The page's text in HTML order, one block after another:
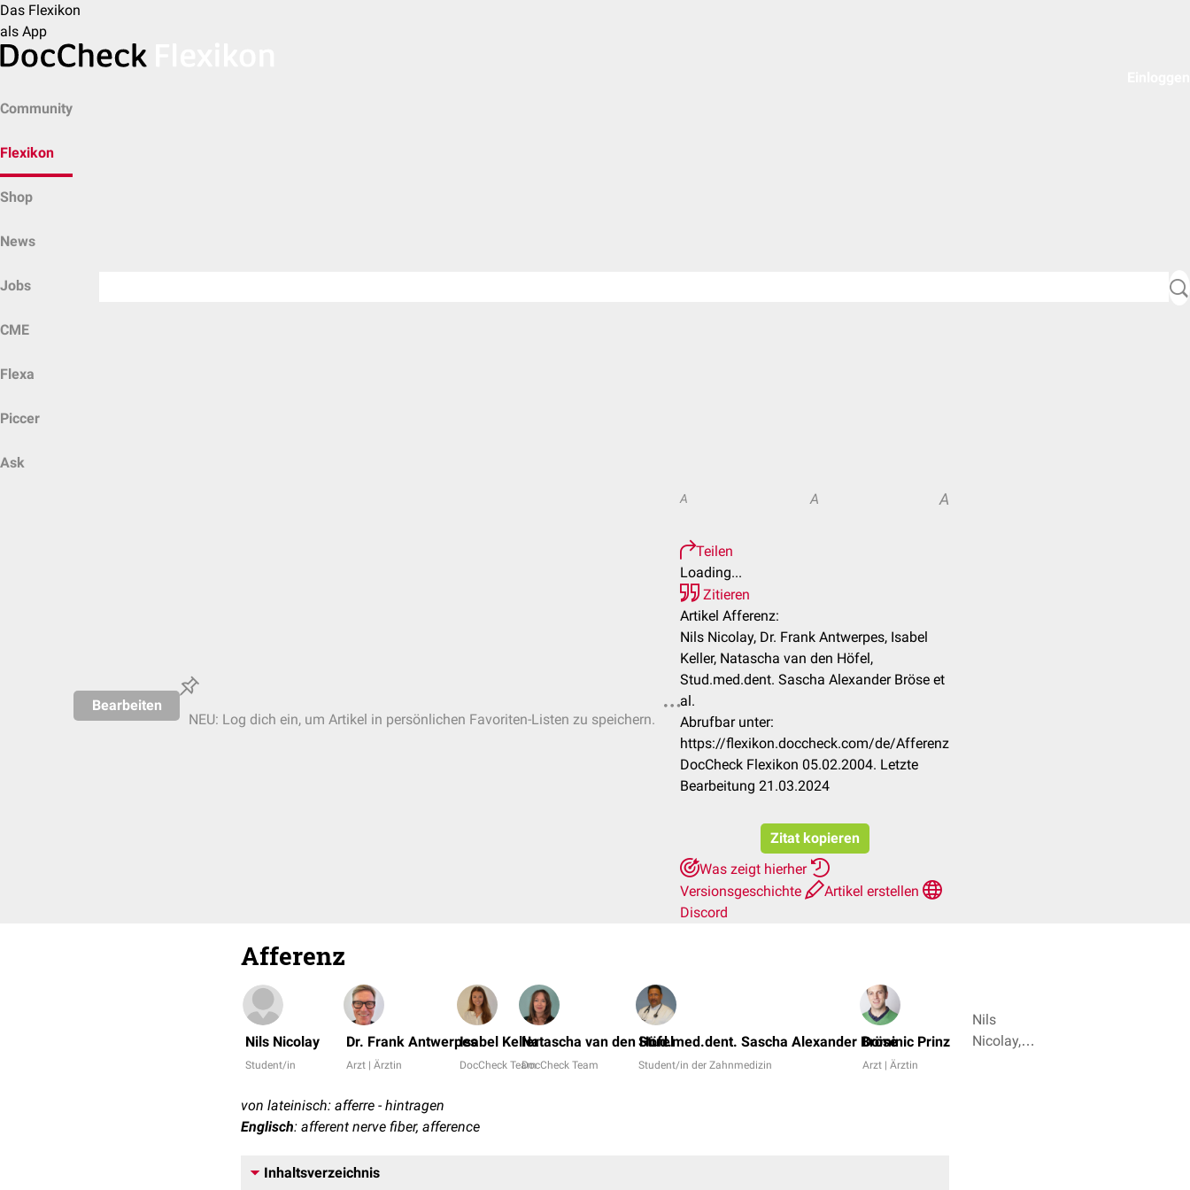
Das Flexikon
als App
Community
Flexikon
Shop
News
Jobs
CME
Flexa
Piccer
Ask
Bearbeiten
NEU: Log dich ein, um Artikel in persönlichen Favoriten-Listen zu speichern.
A A A
Teilen
Loading...
Zitieren
Artikel Afferenz:
Nils Nicolay, Dr. Frank Antwerpes, Isabel
Keller, Natascha van den Höfel,
Stud.med.dent. Sascha Alexander Bröse et
al.
Abrufbar unter:
https://flexikon.doccheck.com/de/Afferenz
DocCheck Flexikon 05.02.2004. Letzte
Bearbeitung 21.03.2024
Zitat kopieren
Was zeigt hierher
Versionsgeschichte
Artikel erstellen
Discord
Afferenz
Nils Nicolay
Student/in
Dr. Frank Antwerpes
Arzt | Ärztin
Isabel Keller
DocCheck Team
Natascha van den Höfel
DocCheck Team
Stud.med.dent. Sascha Alexander Bröse
Student/in der Zahnmedizin
Dominic Prinz
Arzt | Ärztin
Nils
Nicolay,
von lateinisch: afferre - hintragen
Englisch: afferent nerve fiber, afference
Inhaltsverzeichnis